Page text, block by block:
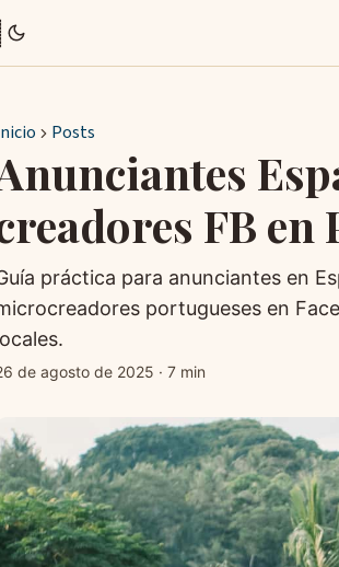
Posts
FB en
práctica para anunciantes en
portugueses en
de agosto de 2025 · 7 min